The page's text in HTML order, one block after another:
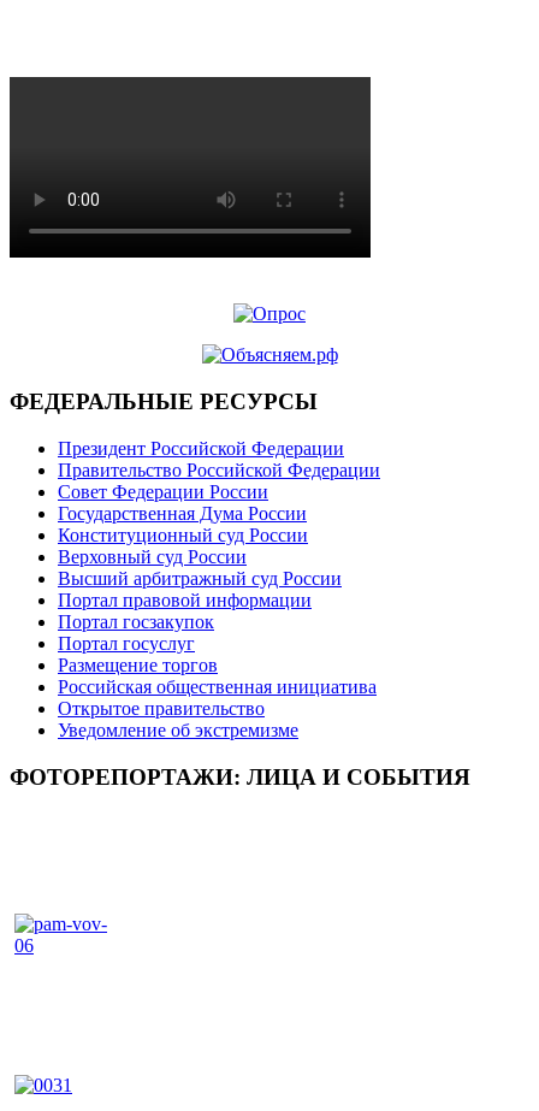
ФЕДЕРАЛЬНЫЕ РЕСУРСЫ
Президент Российской Федерации
Правительство Российской Федерации
Совет Федерации России
Государственная Дума России
Конституционный суд России
Верховный суд России
Высший арбитражный суд России
Портал правовой информации
Портал госзакупок
Портал госуслуг
Размещение торгов
Российская общественная инициатива
Открытое правительство
Уведомление об экстремизме
ФОТОРЕПОРТАЖИ: ЛИЦА И СОБЫТИЯ